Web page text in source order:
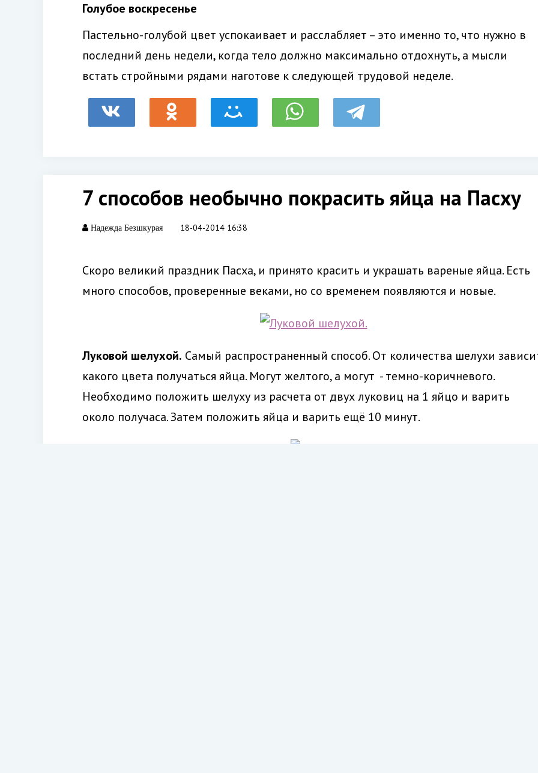
Голубое воскресенье
Пастельно-голубой цвет успокаивает и расслабляет – это именно то, что нужно в
последний день недели, когда тело должно максимально отдохнуть, а мысли
встать стройными рядами наготове к следующей трудовой неделе.
7 способов необычно покрасить яйца на Пасху
Надежда Безшкурая 18-04-2014 16:38
Скоро великий праздник Пасха, и принято красить и украшать вареные яйца. Есть
много способов, проверенные веками, но со временем появляются и новые.
Луковой шелухой. Самый распространенный способ. От количества шелухи
какого цвета получаться яйца. Могут желтого, а могут - темно-коричневого.
Необходимо положить шелуху из расчета от двух луковиц на 1 яйцо и варить
около получаса. Затем положить яйца и варить ещё 10 минут.